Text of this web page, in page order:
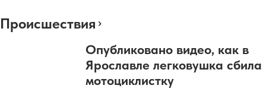
Происшествия
Опубликовано видео, как в
Ярославле легковушка сбила
мотоциклистку